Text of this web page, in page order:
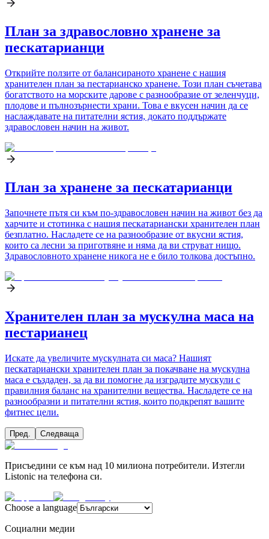
План за здравословно хранене за
пескатарианци
Открийте ползите от балансираното хранене с нашия
хранителен план за пестарианско хранене. Този план съчетава
богатството на морските дарове с разнообразие от зеленчуци,
плодове и пълнозърнести храни. Това е вкусен начин да се
наслаждавате на питателни ястия, докато поддържате
здравословен начин на живот.
План за хранене за пескатарианци
Започнете пътя си към по-здравословен начин на живот без да
харчите и стотинка с нашия пескатариански хранителен план
безплатно. Насладете се на разнообразие от вкусни ястия,
които са лесни за приготвяне и няма да ви струват нищо.
Здравословното хранене никога не е било толкова достъпно.
Хранителен план за мускулна маса на
пестарианец
Искате да увеличите мускулната си маса? Нашият
пескатариански хранителен план за покачване на мускулна
маса е създаден, за да ви помогне да изградите мускули с
правилния баланс на хранителни вещества. Насладете се на
разнообразни и питателни ястия, които подкрепят вашите
фитнес цели.
Пред. Следваща
Присъедини се към над 10 милиона потребители. Изтегли
Listonic на телефона си.
Choose a language
Социални медии